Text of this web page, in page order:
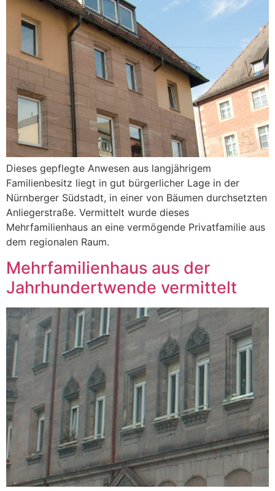
Dieses gepflegte Anwesen aus langjährigem
Familienbesitz liegt in gut bürgerlicher Lage in der
Nürnberger Südstadt, in einer von Bäumen durchsetzten
Anliegerstraße. Vermittelt wurde dieses
Mehrfamilienhaus an eine vermögende Privatfamilie aus
dem regionalen Raum.
Mehrfamilienhaus aus der
Jahrhundertwende vermittelt